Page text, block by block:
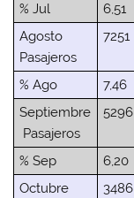
% Jul 6,51
Agosto
Pasajeros
7251
% Ago 7,46
Septiembre
Pasajeros
5296
% Sep 6,20
Octubre
3486